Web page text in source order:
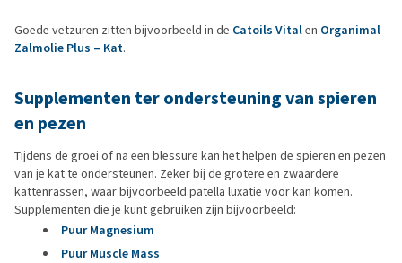
Goede vetzuren zitten bijvoorbeeld in de Catoils Vitalen Organimal
Zalmolie Plus – Kat.
Supplementen ter ondersteuning van spieren
en pezen
Tijdens de groei of na een blessure kan het helpen de spieren en pezen
van je kat te ondersteunen. Zeker bij de grotere en zwaardere
kattenrassen, waar bijvoorbeeld patella luxatie voor kan komen.
Supplementen die je kunt gebruiken zijn bijvoorbeeld:
Puur Magnesium
Puur Muscle Mass